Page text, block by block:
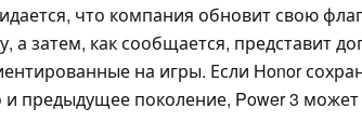
что компания обновит свою
а затем, как сообщается, представит
на игры. Если Honor
и предыдущее поколение, Power 3 может